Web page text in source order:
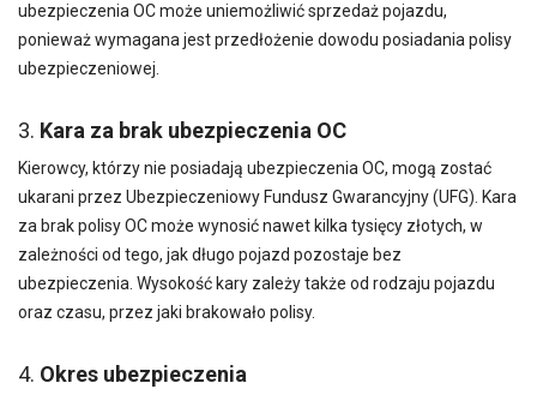
ubezpieczenia OC może uniemożliwić sprzedaż pojazdu,
ponieważ wymagana jest przedłożenie dowodu posiadania polisy
ubezpieczeniowej.
3. Kara za brak ubezpieczenia OC
Kierowcy, którzy nie posiadają ubezpieczenia OC, mogą zostać
ukarani przez Ubezpieczeniowy Fundusz Gwarancyjny (UFG). Kara
za brak polisy OC może wynosić nawet kilka tysięcy złotych, w
zależności od tego, jak długo pojazd pozostaje bez
ubezpieczenia. Wysokość kary zależy także od rodzaju pojazdu
oraz czasu, przez jaki brakowało polisy.
4. Okres ubezpieczenia